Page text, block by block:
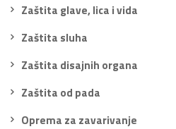
Zaštita glave, lica i vida
Zaštita sluha
Zaštita disajnih organa
Zaštita od pada
Oprema za zavarivanje